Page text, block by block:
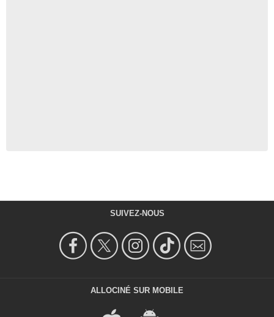
SUIVEZ-NOUS
ALLOCINÉ SUR MOBILE